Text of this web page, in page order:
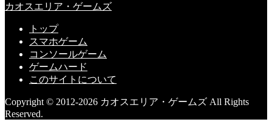
カオスエリア・ゲームズ
トップ
スマホゲーム
コンソールゲーム
ゲームハード
このサイトについて
Copyright © 2012-2026 カオスエリア・ゲームズ All Rights
Reserved.